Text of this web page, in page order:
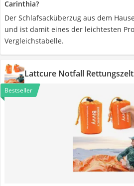
Carinthia?
Der Schlafsacküberzug aus dem
und ist damit eines der leichtesten
Vergleichstabelle.
Lattcure Notfall Rettungszelt
Bestseller